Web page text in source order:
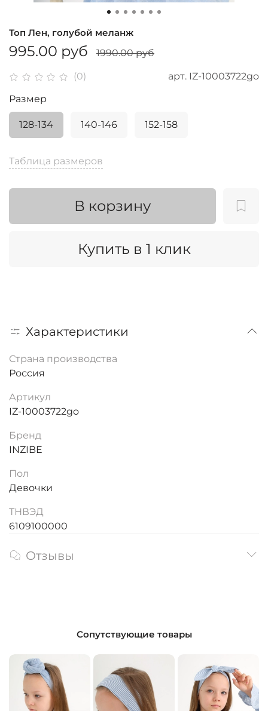
(0) арт. IZ-10003722go
Топ Лен, голубой меланж
995.00 руб 1990.00 руб
Таблица размеров
В корзину
Купить в 1 клик
Размер
128-134 140-146 152-158
Характеристики
Страна производства
Россия
Артикул
IZ-10003722go
Бренд
INZIBE
Пол
Девочки
ТНВЭД
6109100000
Отзывы
Сопутствующие товары